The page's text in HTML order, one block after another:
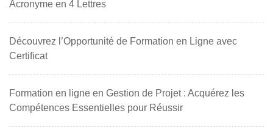
Acronyme en 4 Lettres
Découvrez l’Opportunité de Formation en Ligne avec
Certificat
Formation en ligne en Gestion de Projet : Acquérez les
Compétences Essentielles pour Réussir